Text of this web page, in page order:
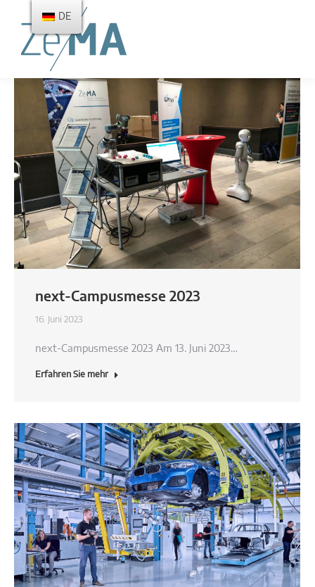
next-Campusmesse 2023
16. Juni 2023
next-Campusmesse 2023 Am 13. Juni 2023…
Erfahren Sie mehr
DE